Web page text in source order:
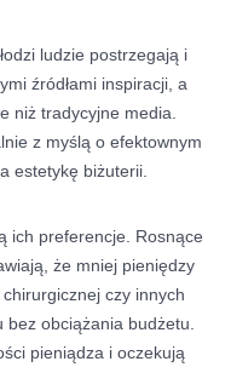
ludzie postrzegają i
źródłami inspiracji, a
niż tradycyjne media.
z myślą o efektownym
estetykę biżuterii.
ich preferencje. Rosnące
że mniej pieniędzy
czy innych
obciążania budżetu.
pieniądza i oczekują